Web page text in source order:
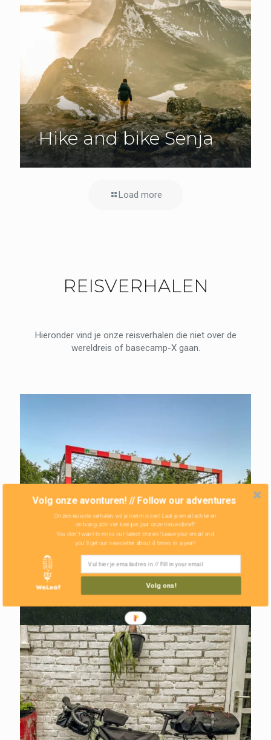
Hike and bike Senja
Load more
REISVERHALEN
Hieronder vind je onze reisverhalen die niet over de
wereldreis of basecamp-X gaan.
Het perfecte
trainingsrondje
Volg onze avonturen! // Follow our adventures
Onze nieuwste verhalen wil je niet missen! Laat je email achter en
ontvang zo'n vier keer per jaar onze nieuwsbrief!
Volg ons!
You don't want to miss our latest stories! Leave your email and
you'll get our newsletter about 4 times in a year!